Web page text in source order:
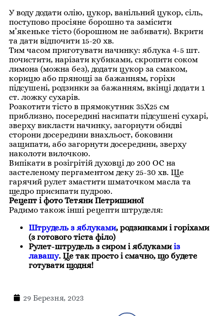
У воду додати олію, цукор, ванільний цукор, сіль,
поступово просіяне борошно та замісити
м’якеньке тісто (борошном не забивати). Вкрити
та дати відпочити 15-20 хв.
Тим часом приготувати начинку: яблука 4-5 шт.
почистити, нарізати кубиками, скропити соком
лимона (можна без), додати цукор за смаком,
корицю або прянощі за бажанням, горіхи
підсушені, родзинки за бажанням, вкінці додати 1
ст. ложку сухарів.
Розкотити тісто в прямокутник 35Х25 см
приблизно, посередині насипати підсушені сухарі,
зверху викласти начинку, загорнути обидві
сторони досередини внахльост, боковини
защипати, або загорнути досередини, зверху
наколоти вилочкою.
Випікати в розігрітій духовці до 200 ОС на
застеленому пергаментом деку 25-30 хв. Ще
гарячий рулет змастити шматочком масла та
щедро присипати пудрою.
Рецепт і фото Тетяни Петришиної
Радимо також інші рецепти штруделя:
Штрудель з яблуками, родзинками і горіхами
(з готового тіста філо)
Рулет-штрудель з сиром і яблукамиіз
лавашу. Це так просто і смачно, що будете
готувати щодня!
29 Березня, 2023